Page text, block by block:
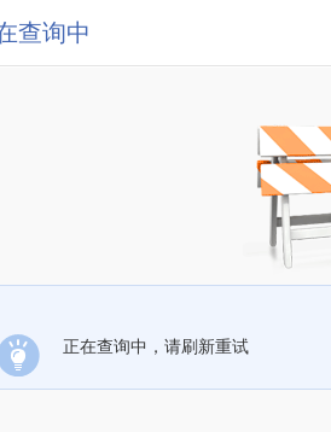
查询中
正在查询中，请刷新重试